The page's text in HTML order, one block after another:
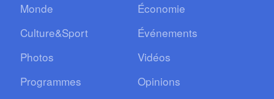
Monde
Économie
Culture&Sport
Événements
Photos
Vidéos
Programmes
Opinions